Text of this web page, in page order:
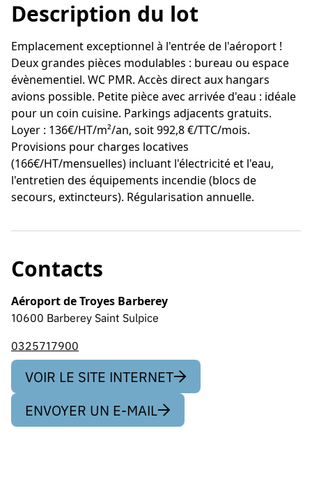
Description du lot
Emplacement exceptionnel à l'entrée de l'aéroport !
Deux grandes pièces modulables : bureau ou espace
évènementiel. WC PMR. Accès direct aux hangars
avions possible. Petite pièce avec arrivée d'eau : idéale
pour un coin cuisine. Parkings adjacents gratuits.
Loyer : 136€/HT/m²/an, soit 992,8 €/TTC/mois.
Provisions pour charges locatives
(166€/HT/mensuelles) incluant l'électricité et l'eau,
l'entretien des équipements incendie (blocs de
secours, extincteurs). Régularisation annuelle.
Contacts
Aéroport de Troyes Barberey
10600 Barberey Saint Sulpice
0325717900
VOIR LE SITE INTERNET
ENVOYER UN E-MAIL